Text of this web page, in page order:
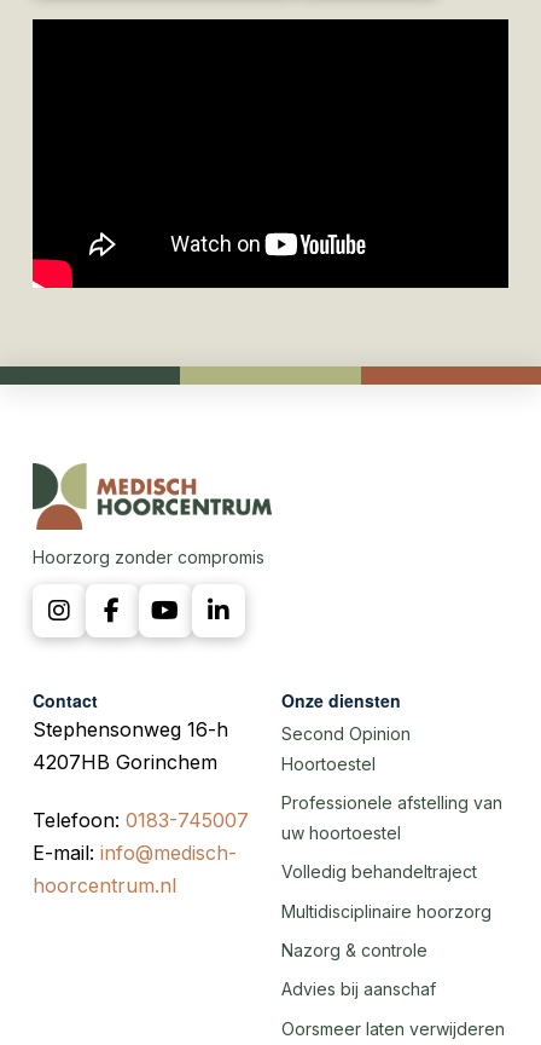
Hoorzorg zonder compromis
Contact
Stephensonweg 16-h
4207HB Gorinchem
Telefoon: 0183-745007
E-mail: info@medisch-
hoorcentrum.nl
Onze diensten
Second Opinion
Hoortoestel
Professionele afstelling van
uw hoortoestel
Volledig behandeltraject
Multidisciplinaire hoorzorg
Nazorg & controle
Advies bij aanschaf
Oorsmeer laten verwijderen